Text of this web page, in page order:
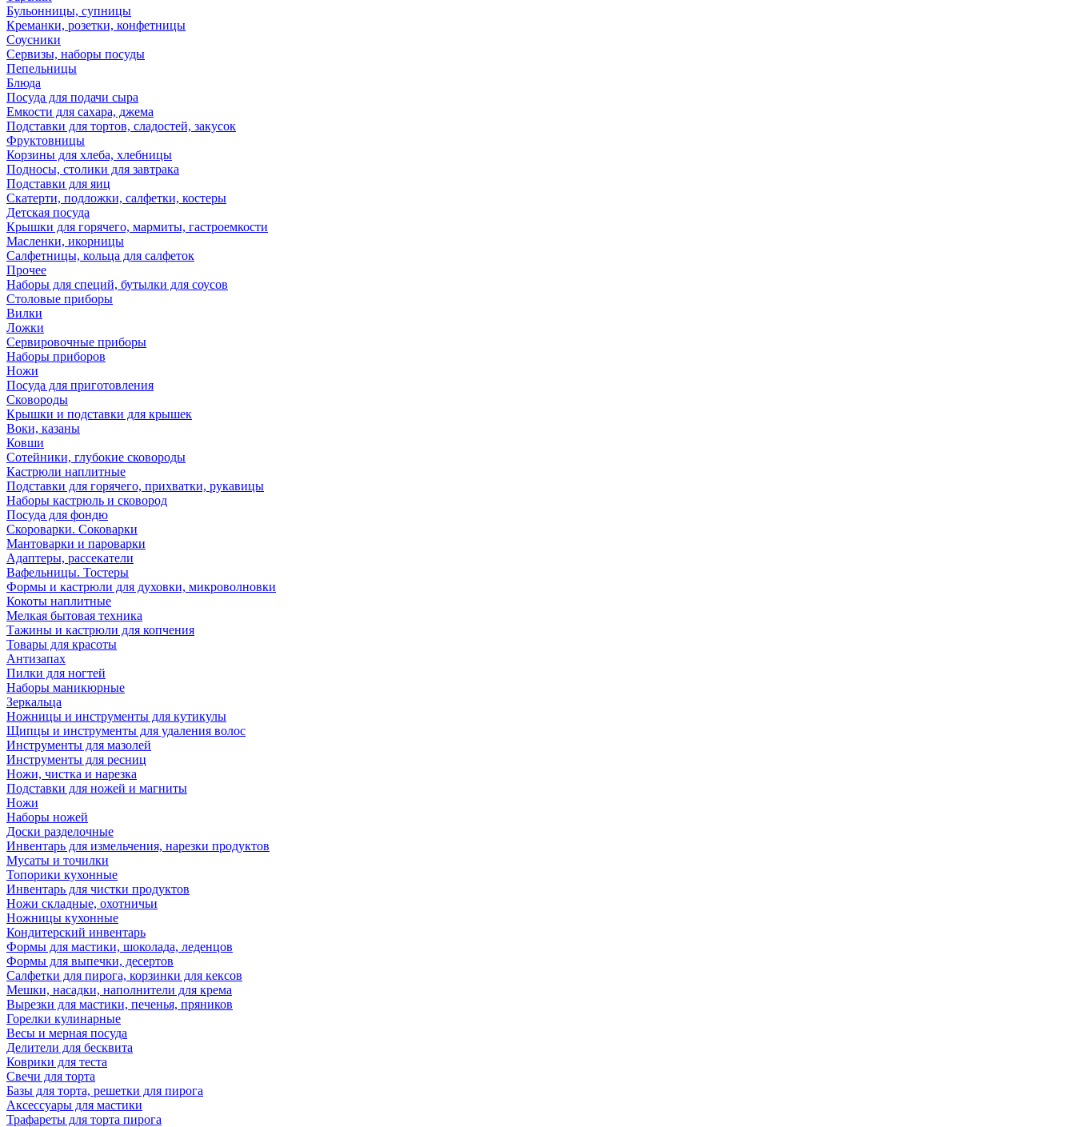
Бульонницы, супницы
Креманки, розетки, конфетницы
Соусники
Сервизы, наборы посуды
Пепельницы
Блюда
Посуда для подачи сыра
Емкости для сахара, джема
Подставки для тортов, сладостей, закусок
Фруктовницы
Корзины для хлеба, хлебницы
Подносы, столики для завтрака
Подставки для яиц
Скатерти, подложки, салфетки, костеры
Детская посуда
Крышки для горячего, мармиты, гастроемкости
Масленки, икорницы
Салфетницы, кольца для салфеток
Прочее
Наборы для специй, бутылки для соусов
Столовые приборы
Вилки
Ложки
Сервировочные приборы
Наборы приборов
Ножи
Посуда для приготовления
Сковороды
Крышки и подставки для крышек
Воки, казаны
Ковши
Сотейники, глубокие сковороды
Кастрюли наплитные
Подставки для горячего, прихватки, рукавицы
Наборы кастрюль и сковород
Посуда для фондю
Скороварки. Соковарки
Мантоварки и пароварки
Адаптеры, рассекатели
Вафельницы. Тостеры
Формы и кастрюли для духовки, микроволновки
Кокоты наплитные
Мелкая бытовая техника
Тажины и кастрюли для копчения
Товары для красоты
Антизапах
Пилки для ногтей
Наборы маникюрные
Зеркальца
Ножницы и инструменты для кутикулы
Щипцы и инструменты для удаления волос
Инструменты для мазолей
Инструменты для ресниц
Ножи, чистка и нарезка
Подставки для ножей и магниты
Ножи
Наборы ножей
Доски разделочные
Инвентарь для измельчения, нарезки продуктов
Мусаты и точилки
Топорики кухонные
Инвентарь для чистки продуктов
Ножи складные, охотничьи
Ножницы кухонные
Кондитерский инвентарь
Формы для мастики, шоколада, леденцов
Формы для выпечки, десертов
Салфетки для пирога, корзинки для кексов
Мешки, насадки, наполнители для крема
Вырезки для мастики, печенья, пряников
Горелки кулинарные
Весы и мерная посуда
Делители для бесквита
Коврики для теста
Свечи для торта
Базы для торта, решетки для пирога
Аксессуары для мастики
Трафареты для торта пирога